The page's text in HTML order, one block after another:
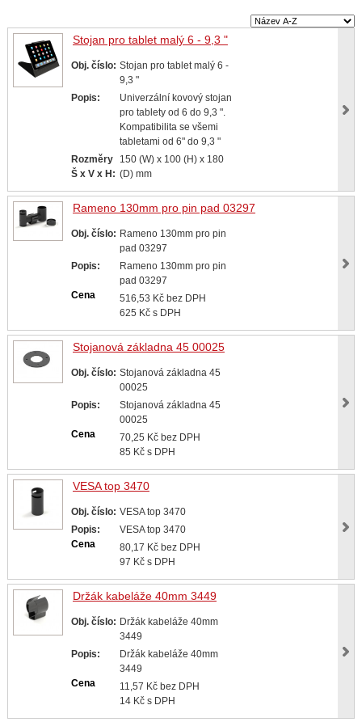
Stojan pro tablet malý 6 - 9,3 "
Obj. číslo: Stojan pro tablet malý 6 -
9,3 "
Popis:
Univerzální kovový stojan
pro tablety od 6 do 9,3 ".
Kompatibilita se všemi
tabletami od 6" do 9,3 "
Rozměry
Š x V x H:
150 (W) x 100 (H) x 180
(D) mm
Rameno 130mm pro pin pad 03297
Obj. číslo: Rameno 130mm pro pin
pad 03297
Popis:
Rameno 130mm pro pin
pad 03297
Cena
516,53 Kč bez DPH
625 Kč s DPH
Stojanová základna 45 00025
Obj. číslo: Stojanová základna 45
00025
Popis:
Stojanová základna 45
00025
Cena
70,25 Kč bez DPH
85 Kč s DPH
VESA top 3470
Obj. číslo: VESA top 3470
Popis:
VESA top 3470
Cena
80,17 Kč bez DPH
97 Kč s DPH
Držák kabeláže 40mm 3449
Obj. číslo: Držák kabeláže 40mm
3449
Popis:
Držák kabeláže 40mm
3449
Cena
11,57 Kč bez DPH
14 Kč s DPH